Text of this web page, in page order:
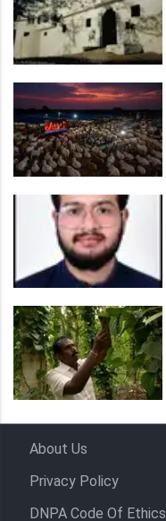
About Us
Privacy Policy
DNPA Code Of Ethics